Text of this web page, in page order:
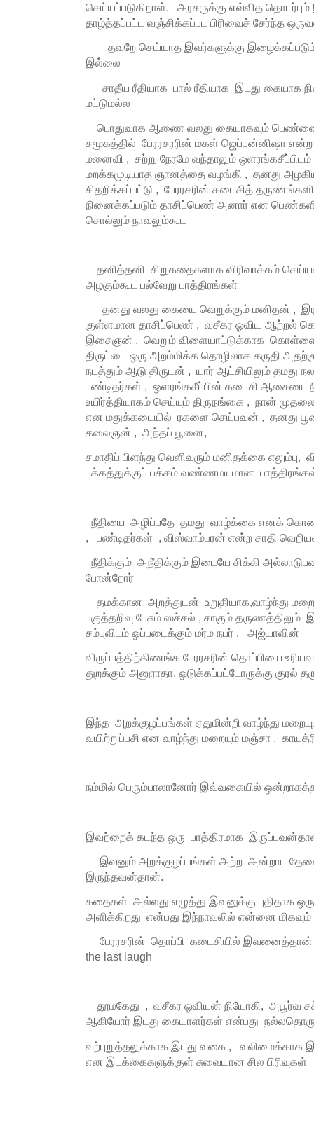
செய்யப்படுகிறாள். அரசருக்கு எவ்வித
தாழ்த்தப்பட்ட வஞ்சிக்கப்பட பிரிவைச் சேர்ந்த
தவறே செய்யாத இவர்களுக்கு
இல்லை
சாதீய ரீதியாக பால் ரீதியாக இடது கையாக
மட்டுமல்ல
பொதுவாக ஆணை வலது கையாகவும் பெண்ணை
சமூகத்தில் பேரரசரரின் மகள் ஜெப்புன்னிஷா
மனைவி , சற்று நேரமே வந்தாலும்
மறக்கமுடியாத ஞானத்தை வழங்கி , தனது
சிதறிக்கப்பட்டு , பேரரசரின் கடைசித்
நினைக்கப்படும் தாசிப்பெண் அனார் என
சொல்லும் நாவலும்கூட
தனித்தனி சிறுகதைகளாக விரிவாக்கம்
அழகும்கூட பல்வேறு பாத்திரங்கள்
தனது வலது கையை வெறுக்கும் மனிதன் ,
குள்ளமான தாசிப்பெண் , வசீகர ஓவிய ஆற்றல்
இசைஞன் , வெறும் விளையாட்டுக்காக
திருட்டை ஒரு அறம்மிக்க தொழிலாக கருதி
நடத்தும் ஆடு திருடன் , யார் ஆட்சியிலும்
பண்டிதர்கள் , ஒளரங்கசீப்பின் கடைசி ஆசையை
உயிர்த்தியாகம் செய்யும் திருநங்கை , நான்
என மதுக்கடையில் ரகளை செய்பவன் , தனது
கலைஞன் , அந்தப் பூனை,
சமாதிப் பிளந்து வெளிவரும் மனிதக்கை
பக்கத்துக்குப் பக்கம் வண்ணமயமான
நீதியை அழிப்பதே தமது வாழ்க்கை எனக்
, பண்டிதர்கள் , விஸ்வாம்பரன் என்ற சாதி
நீதிக்கும் அநீதிக்கும் இடையே சிக்கி
போன்றோர்
தமக்கான அறத்துடன் உறுதியாக,வாழ்ந்து
பகுத்தறிவு பேசும் ஸச்சல் , சாகும்
சம்புவிடம் ஒப்படைக்கும் மர்ம நபர் . அஜ்யாவின்
விருப்பத்திற்கிணங்க பேரரசரின் தொப்பியை
துறக்கும் அனுராதா, ஒடுக்கப்பட்டோருக்கு குரல்
இந்த அறக்குழப்பங்கள் ஏதுமின்றி வாழ்ந்து
வயிற்றுப்பசி என வாழ்ந்து மறையும் மஞ்சா ,
நம்மில் பெரும்பாலானோர் இவ்வகையில்
இவற்றைக் கடந்த ஒரு பாத்திரமாக
இவனும் அறக்குழப்பங்கள் அற்ற அன்றாட
இருந்தவன்தான்.
கதைகள் அல்லது எழுத்து இவனுக்கு புதிதாக
அளிக்கிறது என்பது இந்நாவலில் என்னை மிகவும்
பேரரசரின் தொப்பி கடைசியில் இவனைத்தான்
the last laugh
தூமகேது , வசீகர ஓவியன் நியோகி, அபூர்வ
ஆகியோர் இடது கையாளர்கள் என்பது நல்லதொரு
வற்புறுத்தலுக்காக இடது வகை , வலிமைக்காக
என இடக்கைகளுக்குள் சுவையான சில பிரிவுகள்